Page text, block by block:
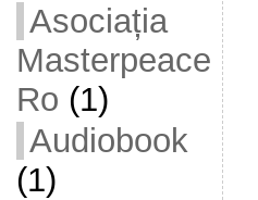
Asociația
Masterpeace
Ro (1)
Audiobook
(1)